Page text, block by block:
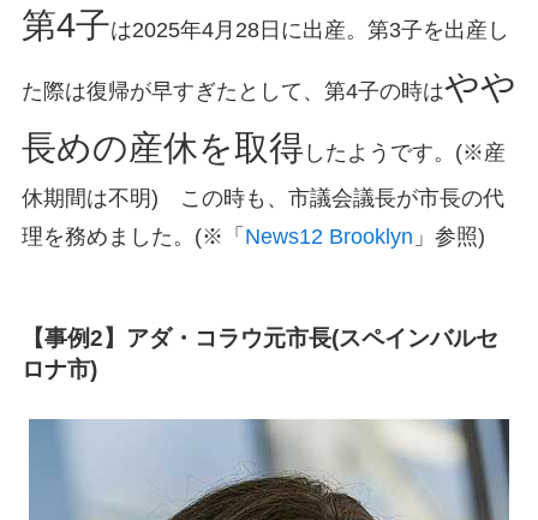
第4子は2025年4月28日に出産。第3子を出産し
た際は復帰が早すぎたとして、第4子の時はやや
長めの産休を取得 したようです。(※産
休期間は不明) この時も、市議会議長が市長の代
理を務めました。(※「 News12 Brooklyn 」参照)
【事例2】アダ・コラウ元市長(スペインバルセ
ロナ市)